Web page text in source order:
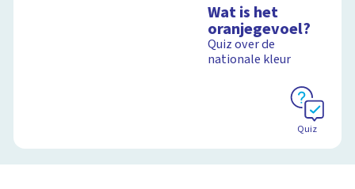
Wat is het
oranjegevoel?
Quiz over de
nationale kleur
Quiz